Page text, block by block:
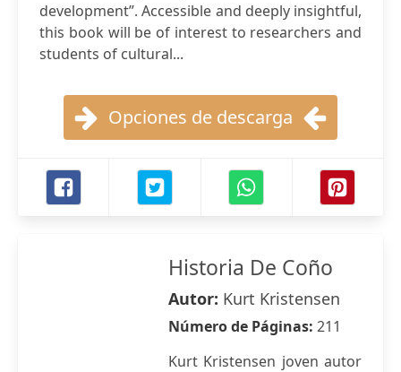
development”. Accessible and deeply insightful,
this book will be of interest to researchers and
students of cultural...
Opciones de descarga
Historia De Coño
Autor: Kurt Kristensen
Número de Páginas: 211
Kurt Kristensen joven autor